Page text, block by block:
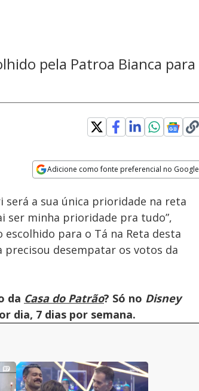
pela Patroa Bianca para
Adicione como fonte preferencial no Google
Velocidade
será a sua única prioridade na reta
ser minha prioridade pra tudo”,
para o Tá na Reta desta
precisou desempatar os votos da
da Casa do Patrão? Só no Disney
dia, 7 dias por semana.